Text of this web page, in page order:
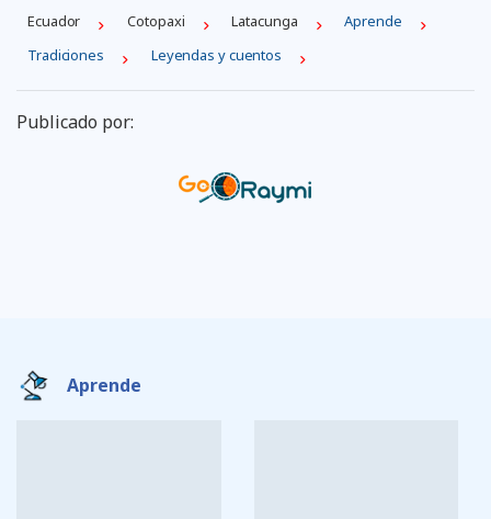
Ecuador Cotopaxi Latacunga
Aprende
Tradiciones
Leyendas y cuentos
Publicado por:
Aprende